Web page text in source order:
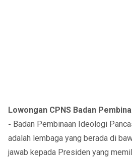
Lowongan CPNS Badan
- Badan Pembinaan Ideologi
adalah lembaga yang berada di
jawab kepada Presiden yang